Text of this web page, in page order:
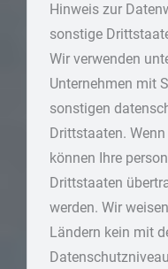
Hinweis zur
sonstige
Wir verwenden
Unternehmen mit
sonstigen
Drittstaaten.
können Ihre
Drittstaaten
werden. Wir
Ländern kein mit